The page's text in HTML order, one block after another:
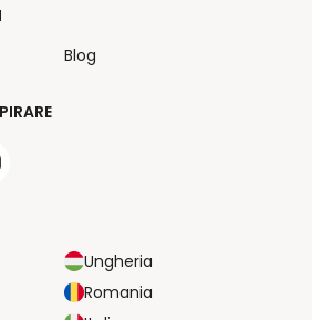
Ungheria
Romania
Blog